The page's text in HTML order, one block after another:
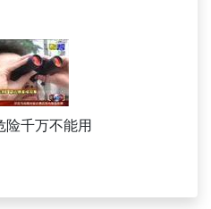
险千万不能用